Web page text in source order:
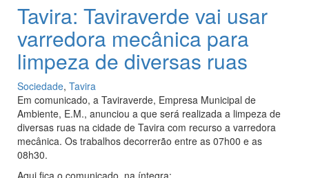
Tavira: Taviraverde vai usar
varredora mecânica para
limpeza de diversas ruas
Sociedade, Tavira
Em comunicado, a Taviraverde, Empresa Municipal de
Ambiente, E.M., anunciou a que será realizada a limpeza de
diversas ruas na cidade de Tavira com recurso a varredora
mecânica. Os trabalhos decorrerão entre as 07h00 e as
08h30.